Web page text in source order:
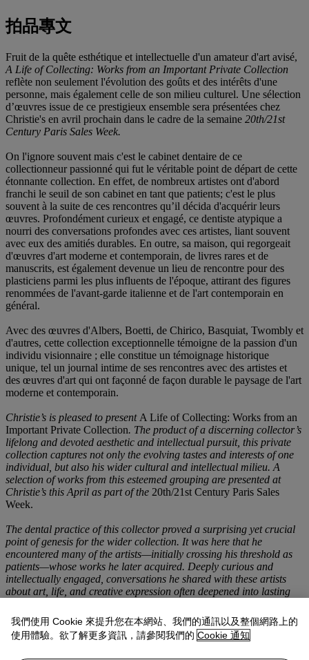
拍品專文
Fruit de la quête esthétique et intellectuelle d'un amateur d'art avisé,
A Life of Collecting: Works from an Important Private Collection
reflète non seulement l'évolution des goûts et des intérêts d'une
personne, mais également celle de son milieu culturel. Une sélection
d’œuvres issue de ce prestigieux ensemble sera présentées chez
Christie's en avril prochain dans le cadre de la semaine 20th/21st
Century Paris Sales Week.
On l'ignore souvent mais c'est le cabinet dentaire de ce
collectionneur passionné qui fut le véritable point de départ de cette
étonnante collection. En effet, de nombreux artistes ont d'abord
franchi le seuil de son cabinet en tant que patients; c'est le plus
souvent à la suite de ces rencontres qu’il décida d'acquérir leurs
œuvres. Profondément curieux et engagé, ce dentiste atypique a
nourri des conversations profondes avec ces artistes, liant souvent
avec eux des amitiés durables. En outre, sa maison, qui regorgeait
d'œuvres d'art moderne et contemporain, de livres rares et de
manuscrits, est également devenue un lieu de rencontre pour des
plasticiens parmi les plus influents de l'époque, attirant des figures
renommées de l'avant-garde italienne et de l'art contemporain en
général.
Avec des œuvres d'Albers, Boetti, de Chirico, Basquiat, Twombly et
d'autres, cette collection exceptionnelle témoigne de la passion d'un
individu visionnaire ; elle constitue un témoignage historique
unique, tel un journal intime de ses rencontres avec des artistes et
des œuvres d'art qui ont façonné de façon durable le paysage de l'art
moderne et contemporain.
Christie’s is pleased to present A Life of Collecting: Works from an
Important Private Collection. The product of a discerning collector’s
lifelong and devoted aesthetic and intellectual pursuit, this private
collection captures not only the evolving tastes and interests of one
individual, but also his wider cultural and intellectual milieu. A
selection of works from this esteemed grouping are presented at
Christie’s this April as part of the 20th/21st Century Paris Sales
Week.
The dental practice of this collector proved a surprising yet crucial
point of genesis for the wider collection. It was here that he
encountered many of the artists—initially crossing his threshold as
patients—whose works he later acquired. Deeply curious and
intellectually engaged, conversations he shared with these artists
about art, life, and creative expression often deepened into lasting
and contemporary artworks, interesting frames, rare books and
manuscripts, similarly became a meeting place for some of the most
influential artists of the day, drawing renowned figures of the Italian
我們使用 Cookie 來提升您在本網站、我們的通訊以及整個網路上的
使用體驗。欲了解更多資訊，請參閱我們的 Cookie 通知